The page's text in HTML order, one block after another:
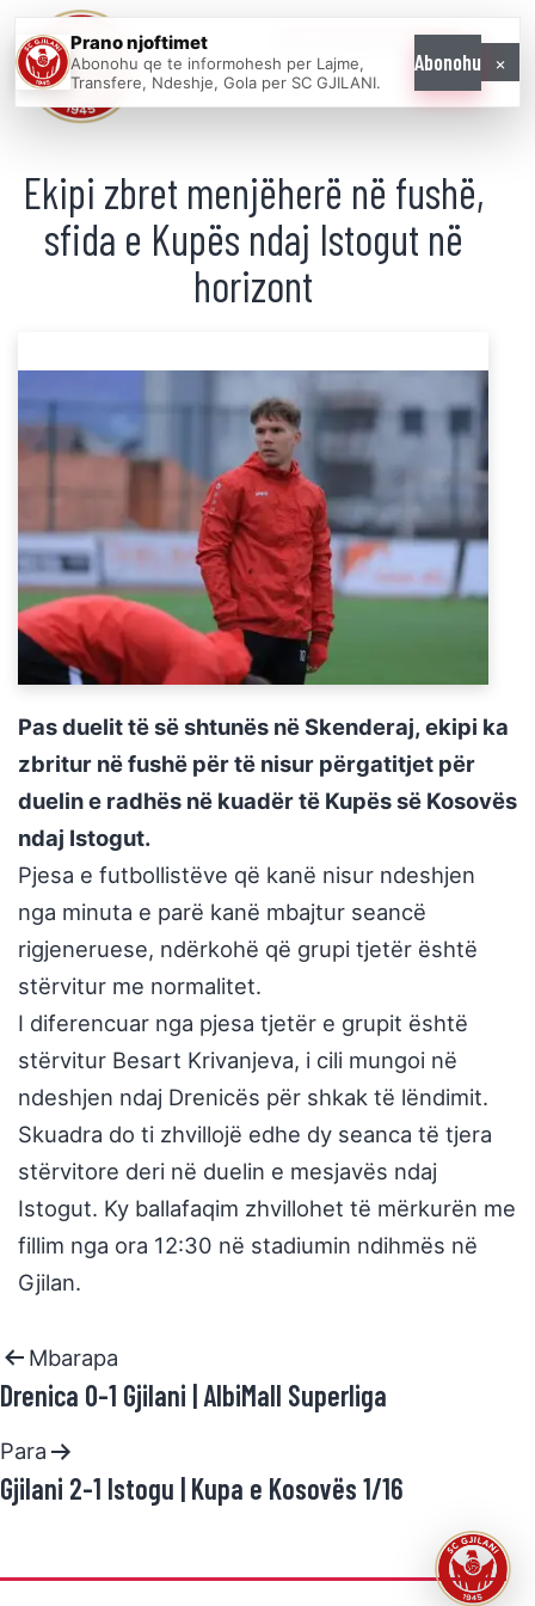
ONE
Ekipi zbret menjëherë në fushë,
sfida e Kupës ndaj Istogut në
horizont
Pas duelit të së shtunës në Skenderaj, ekipi ka
zbritur në fushë për të nisur përgatitjet për
duelin e radhës në kuadër të Kupës së Kosovës
ndaj Istogut.
Pjesa e futbollistëve që kanë nisur ndeshjen
nga minuta e parë kanë mbajtur seancë
rigjeneruese, ndërkohë që grupi tjetër është
stërvitur me normalitet.
I diferencuar nga pjesa tjetër e grupit është
stërvitur Besart Krivanjeva, i cili mungoi në
ndeshjen ndaj Drenicës për shkak të lëndimit.
Skuadra do ti zhvillojë edhe dy seanca të tjera
stërvitore deri në duelin e mesjavës ndaj
Istogut. Ky ballafaqim zhvillohet të mërkurën me
fillim nga ora 12:30 në stadiumin ndihmës në
Gjilan.
Mbarapa
Drenica 0-1 Gjilani | AlbiMall Superliga
Para
Gjilani 2-1 Istogu | Kupa e Kosovës 1/16
Prano njoftimet
Abonohu qe te informohesh per Lajme,
Transfere, Ndeshje, Gola per SC GJILANI.
Abonohu ×